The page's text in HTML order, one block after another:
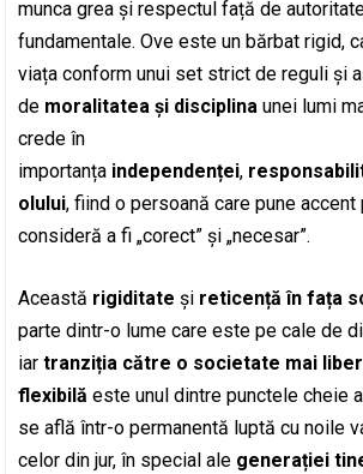
munca grea și respectul față de
fundamentale. Ove este un bărbat rigid,
viața conform unui set strict de reguli și
de moralitatea și disciplina unei lumi
crede în
importanța independenței,
olului, fiind o persoană care pune accent
consideră a fi „corect” și „necesar”.
Această rigiditate și reticență în fața
parte dintr-o lume care este pe cale de
iartranziția către o societate mai
flexibilă este unul dintre punctele cheie
se află într-o permanentă luptă cu noile
celor din jur, în special ale generației